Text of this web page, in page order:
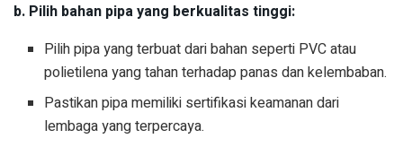
b. Pilih bahan pipa yang berkualitas tinggi:
Pilih pipa yang terbuat dari bahan seperti PVC atau
polietilena yang tahan terhadap panas dan kelembaban.
Pastikan pipa memiliki sertifikasi keamanan dari
lembaga yang terpercaya.